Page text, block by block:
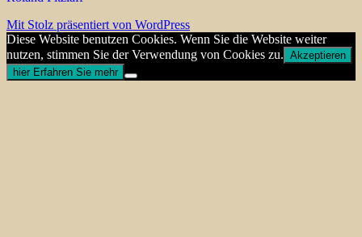
Mit Stolz präsentiert von WordPress
Diese Website benutzen Cookies. Wenn Sie die Website weiter
nutzen, stimmen Sie der Verwendung von Cookies zu. Akzeptieren
hier Erfahren Sie mehr